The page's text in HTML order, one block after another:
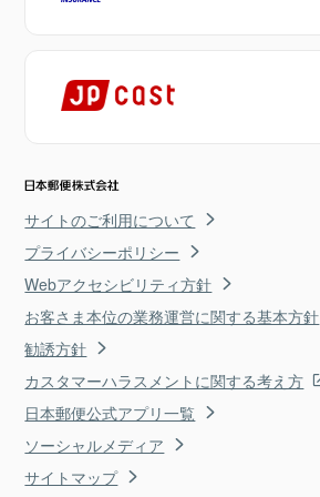
サイトのご利用について
プライバシーポリシー
Webアクセシビリティ方針
お客さま本位の業務運営に関する基本方針
勧誘方針
カスタマーハラスメントに関する考え方
日本郵便公式アプリ一覧
ソーシャルメディア
サイトマップ